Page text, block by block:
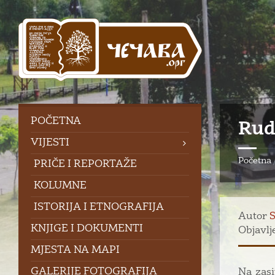
Skip
content
Skip
left
sidebar
Skip
footer
Početna
Autor
Na
POČETNA
VIJESTI
PRIČE I REPORTAŽE
KOLUMNE
ISTORIJA I ETNOGRAFIJA
KNJIGE I DOKUMENTI
MJESTA NA MAPI
GALERIJE FOTOGRAFIJA